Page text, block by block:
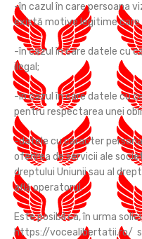
-în cazul în care persoana
există motive legitime care
-în cazul în care datele cu
ilegal;
-în cazul în care datele cu
pentru respectarea unei
-datele cu caracter
oferirea de servicii ale
dreptului Uniunii sau al
află operatorul.
Este posibil ca, în urma
https://vocealibertatii.ro/